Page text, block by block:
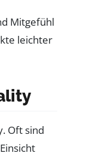
Mitgefühl
leichter
Oft sind